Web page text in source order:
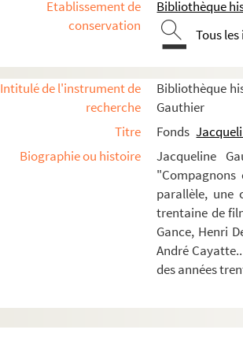
Etablissement de
conservation
Bibliothèque
Tous
Intitulé de l'instrument de
recherche
Bibliothèque
Gauthier
Titre
Fonds
Biographie ou histoire
Jacqueline
parallèle, une
trentaine de
Gance, Henri
André
des années
Histoire de rire (1939)
Tout n’est pas noir (1941 ; Blome)
Bonne chance Denis (1946 ; Rouleau)
L’extravagante Théodora (1948 ;
L’amour truqué (1950 ; Charron)
Pourquoi pas moi (1950 ; Dumesnil)
Mon bébé (1950 ; Gérard)
Guillaume le confident (1951 ; Dux)
La reine blanche (1953 ; Meyer)
Le Mari, la femme et la mort (1954 ;
L’école des cocottes (1957 ; Charon)